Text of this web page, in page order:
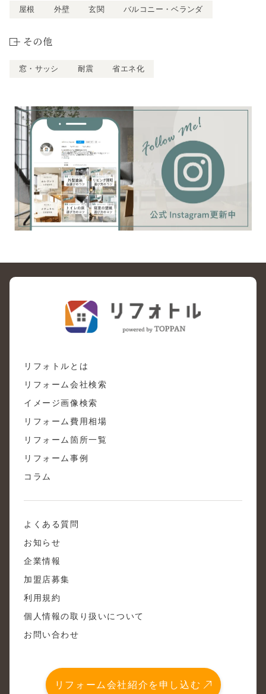
屋根 外壁 玄関 バルコニー・ベランダ
その他
窓・サッシ 耐震 省エネ化
リフォトルとは
リフォーム会社検索
イメージ画像検索
リフォーム費用相場
リフォーム箇所一覧
リフォーム事例
コラム
よくある質問
お知らせ
企業情報
加盟店募集
利用規約
個人情報の取り扱いについて
お問い合わせ
リフォーム会社紹介を申し込む